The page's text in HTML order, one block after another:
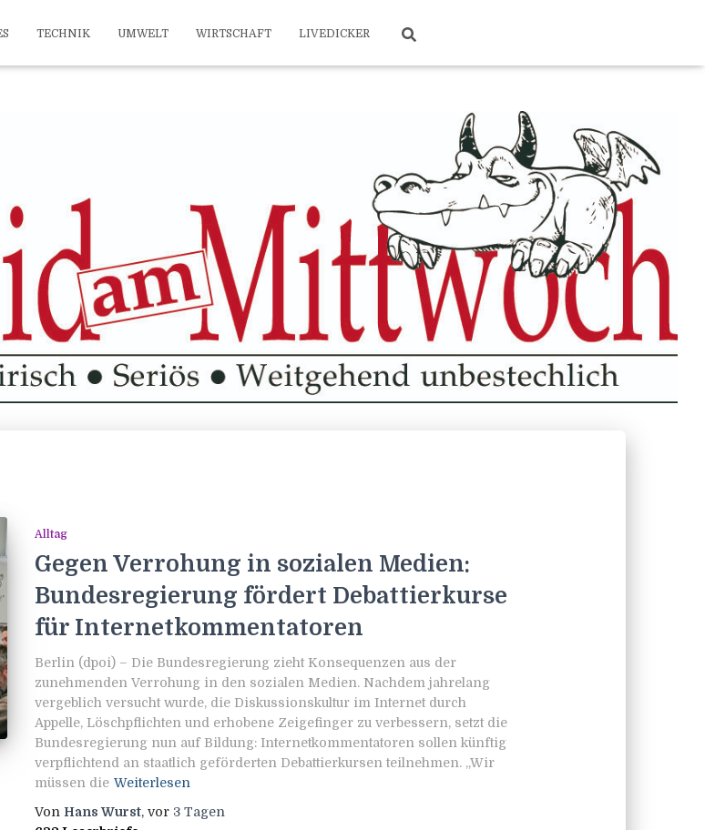
TECHNIK UMWELT WIRTSCHAFT LIVEDICKER
Alltag
Gegen Verrohung in sozialen Medien:
Bundesregierung fördert Debattierkurse
für Internetkommentatoren
Berlin (dpoi) – Die Bundesregierung zieht Konsequenzen aus der
zunehmenden Verrohung in den sozialen Medien. Nachdem jahrelang
vergeblich versucht wurde, die Diskussionskultur im Internet durch
Appelle, Löschpflichten und erhobene Zeigefinger zu verbessern, setzt die
Bundesregierung nun auf Bildung: Internetkommentatoren sollen künftig
verpflichtend an staatlich geförderten Debattierkursen teilnehmen. „Wir
müssen die Weiterlesen
Von Hans Wurst, vor 3 Tagen